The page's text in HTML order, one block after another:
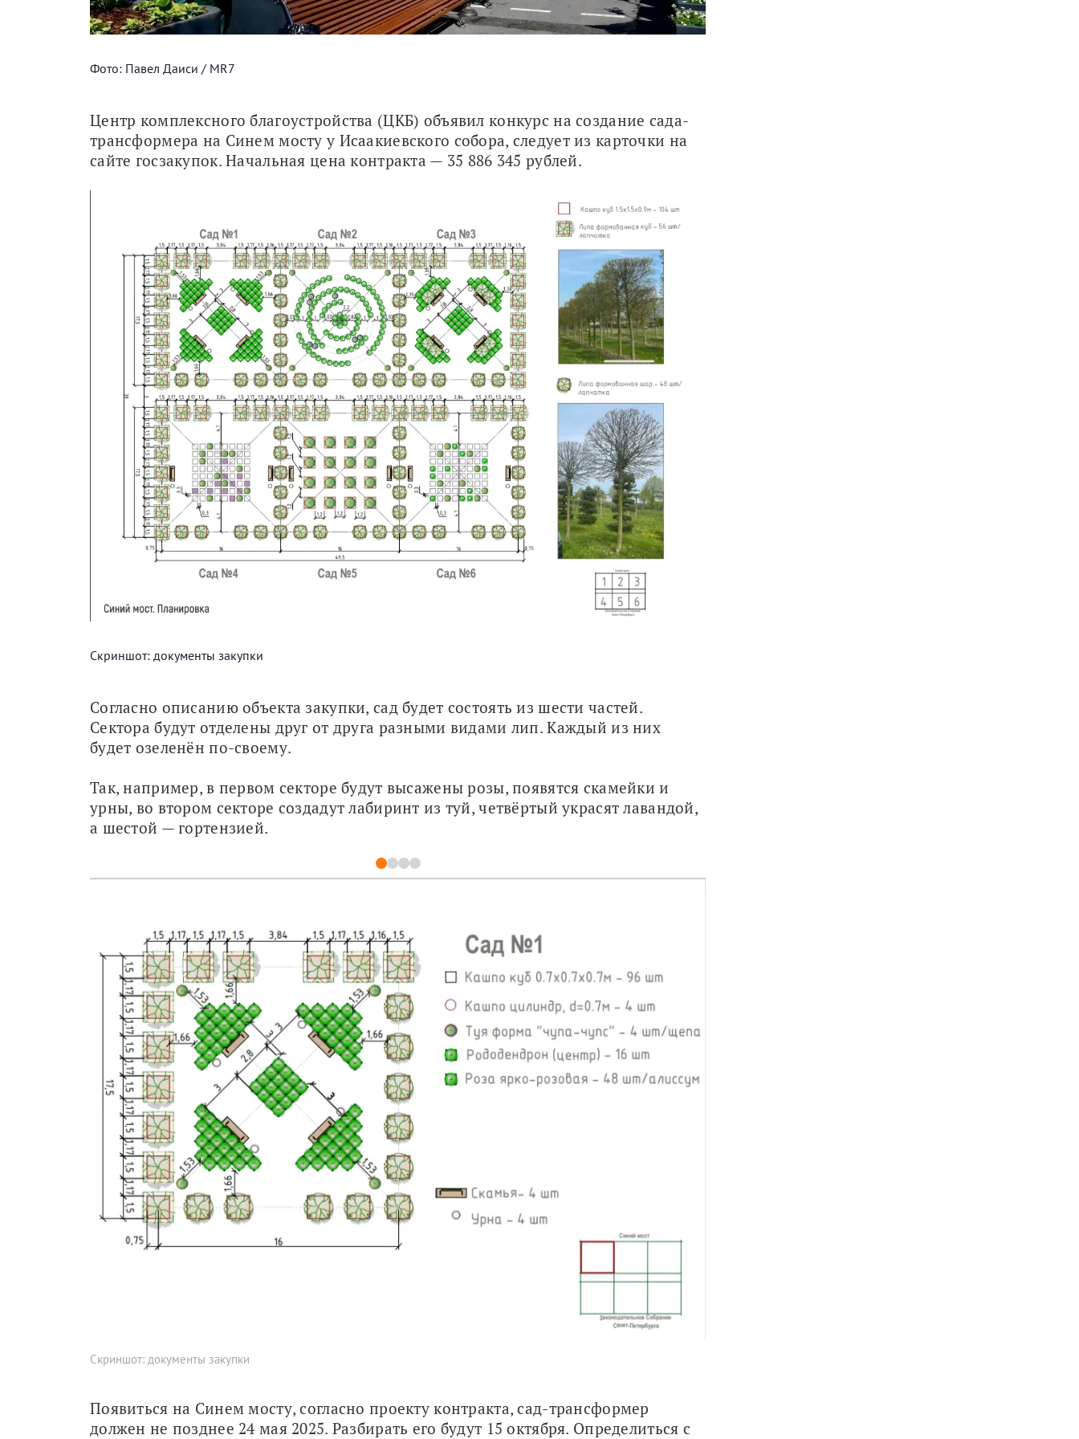
Фото: Павел Даиси / MR7
Центр комплексного благоустройства (ЦКБ) объявил конкурс на создание сада-
трансформера на Синем мосту у Исаакиевского собора, следует из карточки на
сайте госзакупок. Начальная цена контракта — 35 886 345 рублей.
Скриншот: документы закупки
Согласно описанию объекта закупки, сад будет состоять из шести частей.
Сектора будут отделены друг от друга разными видами лип. Каждый из них
будет озеленён по-своему.
Так, например, в первом секторе будут высажены розы, появятся скамейки и
урны, во втором секторе создадут лабиринт из туй, четвёртый украсят лавандой,
а шестой — гортензией.
1 2 3 4
Скриншот: документы закупки
Появиться на Синем мосту, согласно проекту контракта, сад-трансформер
должен не позднее 24 мая 2025. Разбирать его будут 15 октября. Определиться с